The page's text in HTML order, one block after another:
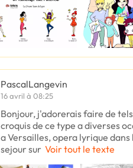
PascalLangevin
16 avril à 08:25
Bonjour, j'adorerais faire de
croquis de ce type a diverses
a Versailles, opera lyrique
sejour sur Voir tout le texte